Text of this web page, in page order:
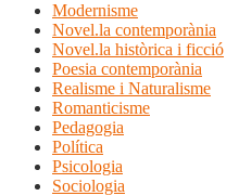
Modernisme
Novel.la contemporània
Novel.la històrica i ficció
Poesia contemporània
Realisme i Naturalisme
Romanticisme
Pedagogia
Política
Psicologia
Sociologia